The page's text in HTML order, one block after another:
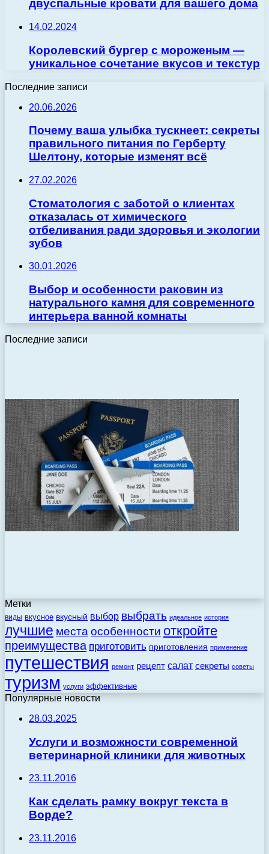
двуспальные кровати для вашего дома
14.02.2024
Королевский бургер с мороженым —
уникальное сочетание вкусов и текстур
Последние записи
20.06.2026
Почему ваша улыбка тускнеет: секреты
правильного питания по Герберту
Шелтону, которые изменят всё
27.02.2026
Стоматология с заботой о клиентах
отказалась от химического
отбеливания ради здоровья и экологии
зубов
30.01.2026
Выбор и особенности раковин из
натурального камня для современного
интерьера ванной комнаты
Последние записи
Метки
виды вкусное вкусный выбор выбрать идеальное история
лучшие места особенности откройте
преимущества приготовить приготовления применение
путешествия ремонт рецепт салат секреты советы
туризм услуги эффективные
Популярные новости
28.03.2025
Услуги и возможности современной
ветеринарной клиники для животных
23.11.2016
Как сделать рамку вокруг текста в
Ворде?
23.11.2016